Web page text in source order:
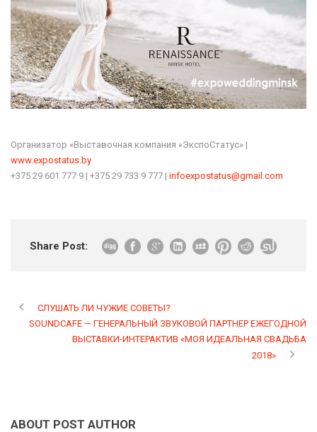
Организатор «Выставочная компания «ЭкспоСтатус» |
www.expostatus.by
+375 29 601 777 9 | +375 29 733 9 777 | infoexpostatus@gmail.com
Share Post:
СЛУШАТЬ ЛИ ЧУЖИЕ СОВЕТЫ?
SOUNDCAFE — ГЕНЕРАЛЬНЫЙ ЗВУКОВОЙ ПАРТНЕР ЕЖЕГОДНОЙ
ВЫСТАВКИ-ИНТЕРАКТИВ «МОЯ ИДЕАЛЬНАЯ СВАДЬБА
2018»
ABOUT POST AUTHOR